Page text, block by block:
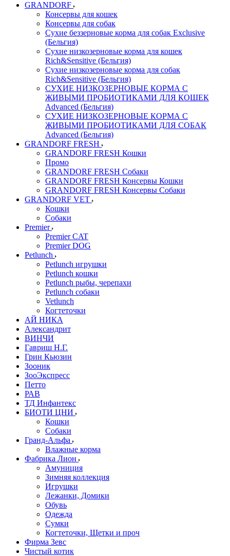
GRANDORF
Консервы для кошек
Консервы для собак
Сухие беззерновые корма для собак Exclusive
(Бельгия)
Сухие низкозерновые корма для кошек
Rich&Sensitive (Бельгия)
Сухие низкозерновые корма для собак
Rich&Sensitive (Бельгия)
СУХИЕ НИЗКОЗЕРНОВЫЕ КОРМА С
ЖИВЫМИ ПРОБИОТИКАМИ ДЛЯ КОШЕК
Advanced (Бельгия)
СУХИЕ НИЗКОЗЕРНОВЫЕ КОРМА С
ЖИВЫМИ ПРОБИОТИКАМИ ДЛЯ СОБАК
Advanced (Бельгия)
GRANDORF FRESH
GRANDORF FRESH Кошки
Промо
GRANDORF FRESH Собаки
GRANDORF FRESH Консервы Кошки
GRANDORF FRESH Консервы Собаки
GRANDORF VET
Кошки
Собаки
Premier
Premier CAT
Premier DOG
Petlunch
Petlunch игрушки
Petlunch кошки
Petlunch рыбы, черепахи
Petlunch собаки
Vetlunch
Когтеточки
АЙ НИКА
Александрит
ВИНЧИ
Гавриш Н.Г.
Грин Кьюзин
Зооник
ЗооЭкспресс
Петто
РАВ
ТД Инфантекс
БИОТИ ЦНИ
Кошки
Собаки
Гранд-Альфа
Влажные корма
Фабрика Лион
Амуниция
Зимняя коллекция
Игрушки
Лежанки, Домики
Обувь
Одежда
Сумки
Когтеточки, Щетки и проч
Фирма Зевс
Чистый котик